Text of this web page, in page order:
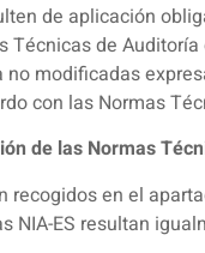
de aplicación
de
modificadas
con las Normas
de las Normas
en el
NIA-ES resultan